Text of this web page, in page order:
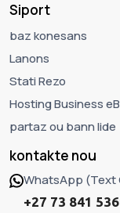
Siport
baz konesans
Lanons
Stati Rezo
Hosting Business
partaz ou bann lide
kontakte nou
WhatsApp (Text
+27 73 841